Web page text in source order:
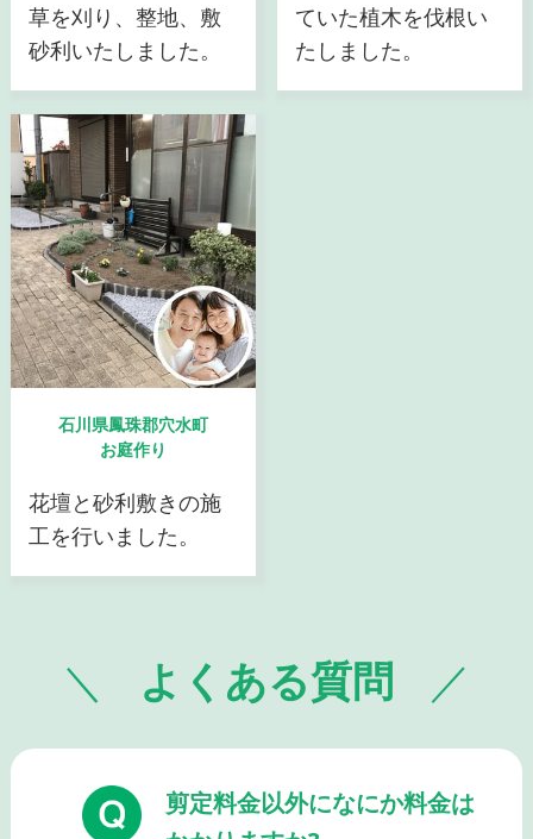
草を刈り、整地、敷
砂利いたしました。
ていた植木を伐根い
たしました。
石川県鳳珠郡穴水町
お庭作り
花壇と砂利敷きの施
工を行いました。
よくある質問
剪定料金以外になにか料金は